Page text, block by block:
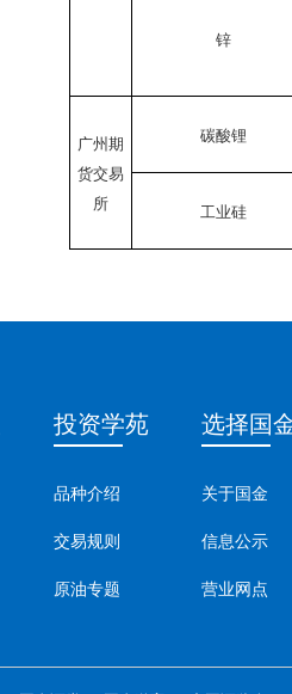
锌
广州期
货交易
所
碳酸锂
工业硅
投资学苑
品种介绍
交易规则
原油专题
选择国
关于国金
信息公示
营业网点